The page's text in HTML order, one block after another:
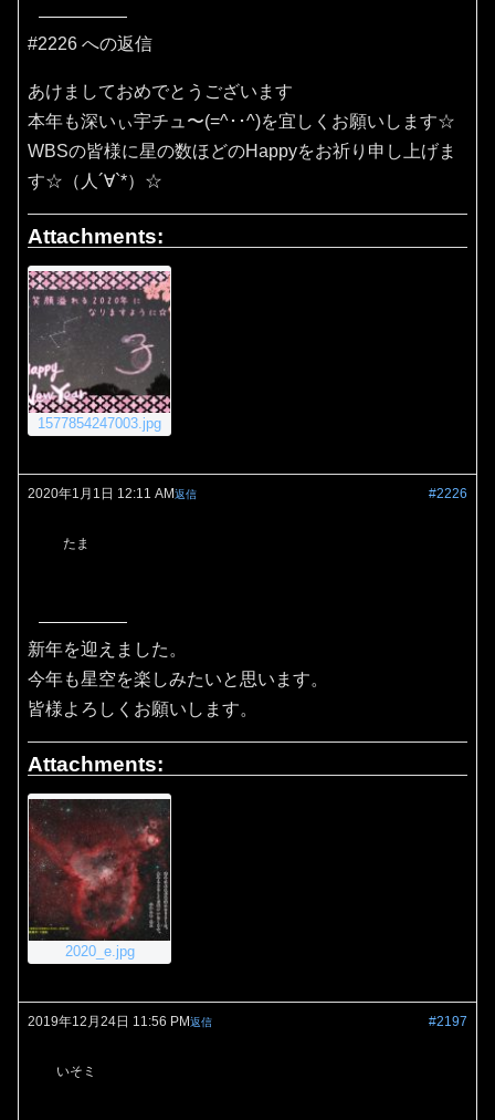
#2226 への返信
あけましておめでとうございます
本年も深いぃ宇チュ〜(=^･･^)を宜しくお願いします☆
WBSの皆様に星の数ほどのHappyをお祈り申し上げま
す☆（人´∀`*）☆
Attachments:
1577854247003.jpg
2020年1月1日 12:11 AM #2226
返信
たま
新年を迎えました。
今年も星空を楽しみたいと思います。
皆様よろしくお願いします。
Attachments:
2020_e.jpg
2019年12月24日 11:56 PM #2197
返信
いそミ